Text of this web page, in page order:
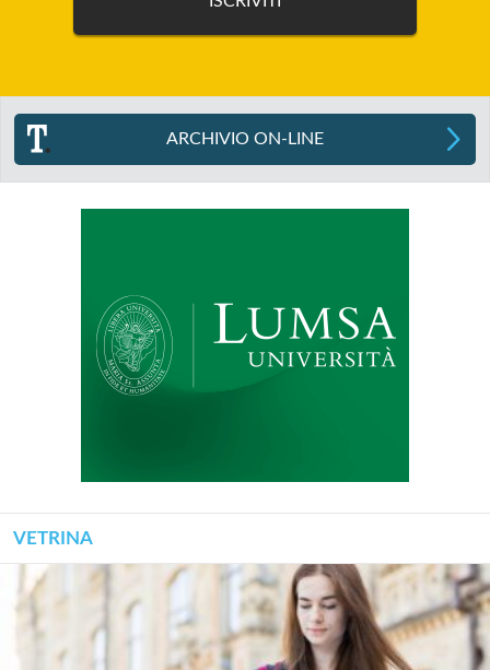
ARCHIVIO ON-LINE
VETRINA